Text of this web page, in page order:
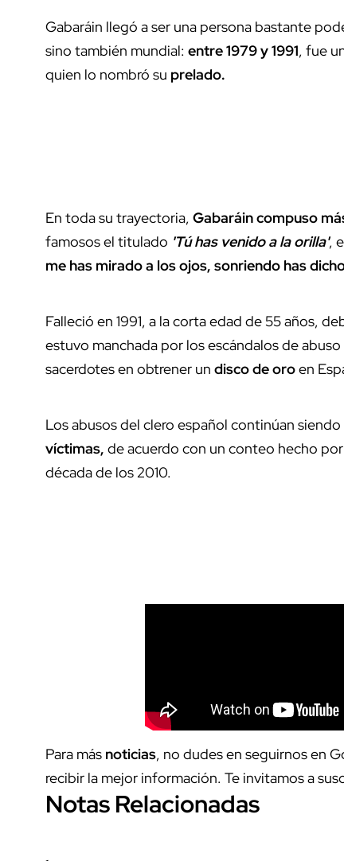
Gabaráin llegó a ser una persona bastante
sino también mundial: entre 1979 y 1991, fue
quien lo nombró su prelado.
En toda su trayectoria, Gabaráin compuso
famosos el titulado 'Tú has venido a la orilla',
me has mirado a los ojos, sonriendo has
Falleció en 1991, a la corta edad de 55 años,
estuvo manchada por los escándalos de
sacerdotes en obtrener un disco de oroen
Los abusos del clero español continúan
víctimas, de acuerdo con un conteo hecho
década de los 2010.
Para más noticias, no dudes en seguirnos en
recibir la mejor información. Te invitamos a
Notas Relacionadas